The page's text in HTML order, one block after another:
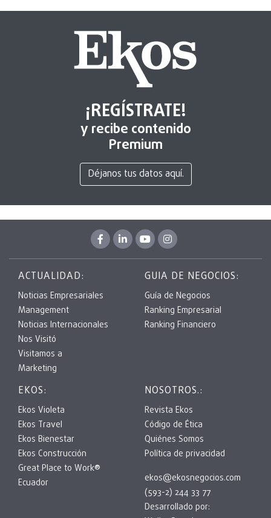
¡REGÍSTRATE!
y recibe contenido
Premium
Déjanos tus datos aquí.
ACTUALIDAD:
Noticias Empresariales
Management
Noticias Internacionales
Nos Visitó
Visitamos a
Marketing
GUIA DE NEGOCIOS:
Guía de Negocios
Ranking Empresarial
Ranking Financiero
EKOS:
Ekos Violeta
Ekos Travel
Ekos Bienestar
Ekos Construcción
Great Place to Work®
Ecuador
NOSOTROS.:
Revista Ekos
Código de Ética
Quiénes Somos
Política de privacidad
ekos@ekosnegocios.com
(593-2) 244 33 77
Desarrollado por: